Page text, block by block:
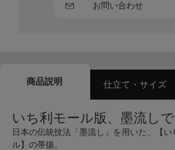
お問い合わせ
商品説明 仕立て・サイズ
いち利モール版、墨流し
日本の伝統技法「墨流し」を用いた、【
ル】の帯揚。